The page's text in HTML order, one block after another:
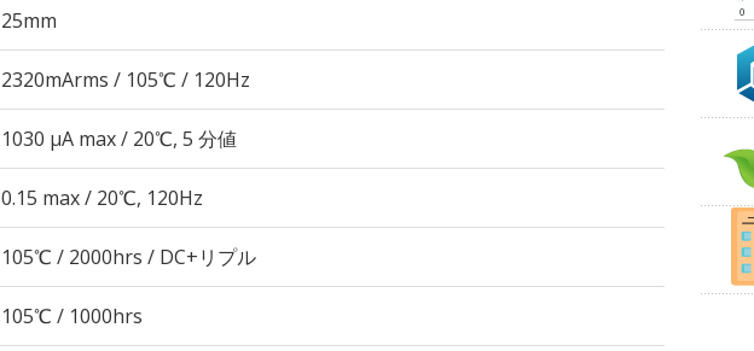
25mm
2320mArms / 105℃ / 120Hz
1030 μA max / 20℃, 5 分値
0.15 max / 20℃, 120Hz
105℃ / 2000hrs / DC+リプル
105℃ / 1000hrs